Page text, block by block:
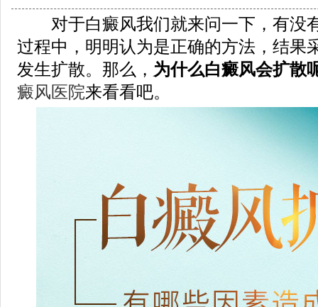
对于白癜风我们就来问一下，有没
过程中，明明认为是正确的方法，结果
发生扩散。那么， 为什么白癜风会扩散
癜风医院来看看吧。